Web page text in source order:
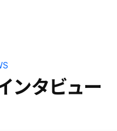
ンタビュー